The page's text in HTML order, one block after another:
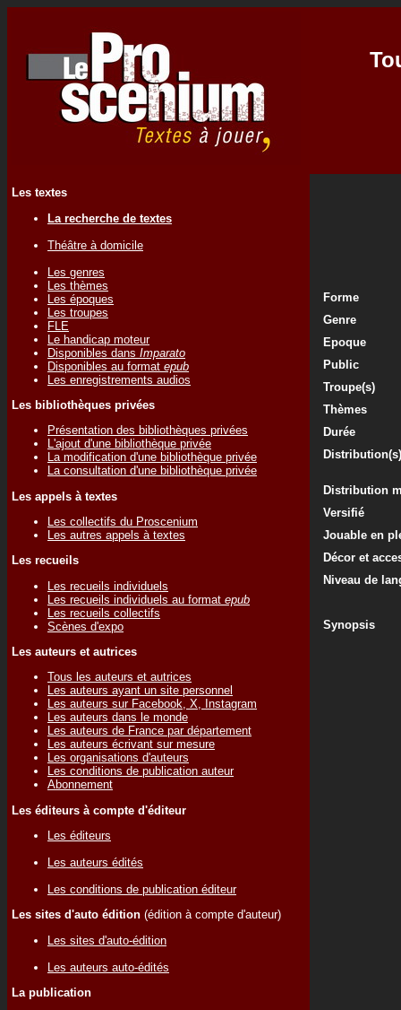
Les textes
La recherche de textes
Théâtre à domicile
Les genres
Les thèmes
Les époques
Les troupes
FLE
Le handicap moteur
Disponibles dans Imparato
Disponibles au format epub
Les enregistrements audios
Les bibliothèques privées
Présentation des bibliothèques privées
L'ajout d'une bibliothèque privée
La modification d'une bibliothèque privée
La consultation d'une bibliothèque privée
Les appels à textes
Les collectifs du Proscenium
Les autres appels à textes
Les recueils
Les recueils individuels
Les recueils individuels au format epub
Les recueils collectifs
Scènes d'expo
Les auteurs et autrices
Tous les auteurs et autrices
Les auteurs ayant un site personnel
Les auteurs sur Facebook, X, Instagram
Les auteurs dans le monde
Les auteurs de France par département
Les auteurs écrivant sur mesure
Les organisations d'auteurs
Les conditions de publication auteur
Abonnement
Les éditeurs à compte d'éditeur
Les éditeurs
Les auteurs édités
Les conditions de publication éditeur
Les sites d'auto édition (édition à compte d'auteur)
Les sites d'auto-édition
Les auteurs auto-édités
La publication
Forme
Genre
Epoque
Public
Troupe(s)
Thèmes
Durée
Distribution(s)
Distribution
Versifié
Jouable en
Décor et
Niveau de
Synopsis